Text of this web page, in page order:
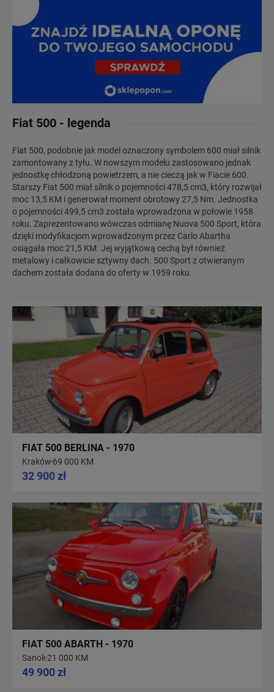
Fiat 500 - legenda
Fiat 500, podobnie jak model oznaczony symbolem 600 miał silnik
zamontowany z tyłu. W nowszym modelu zastosowano jednak
jednostkę chłodzoną powietrzem, a nie cieczą jak w Fiacie 600.
Starszy Fiat 500 miał silnik o pojemności 478,5 cm3, który rozwijał
moc 13,5 KM i generował moment obrotowy 27,5 Nm. Jednostka
o pojemności 499,5 cm3 została wprowadzona w połowie 1958
roku. Zaprezentowano wówczas odmianę Nuova 500 Sport, która
dzięki modyfikacjom wprowadzonym przez Carlo Abartha
osiągała moc 21,5 KM. Jej wyjątkową cechą był również
metalowy i całkowicie sztywny dach. 500 Sport z otwieranym
dachem została dodana do oferty w 1959 roku.
FIAT 500 BERLINA - 1970
Kraków 69 000 KM
32 900 zł
FIAT 500 ABARTH - 1970
Sanok21 000 KM
49 900 zł